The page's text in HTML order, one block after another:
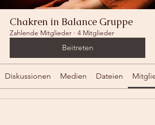
Chakren in Balance Gruppe
Zahlende Mitglieder · 4 Mitglieder
Beitreten
Diskussionen Medien Dateien